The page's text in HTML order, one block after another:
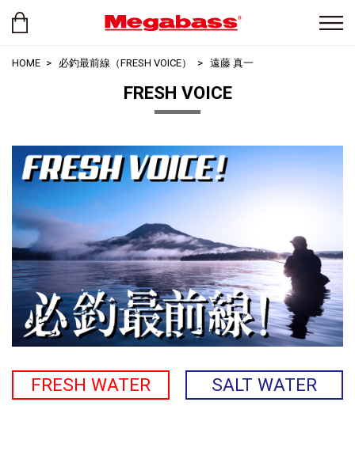
HOME 必釣最前線（FRESH VOICE） 遠藤 真一
FRESH VOICE
FRESH WATER SALT WATER